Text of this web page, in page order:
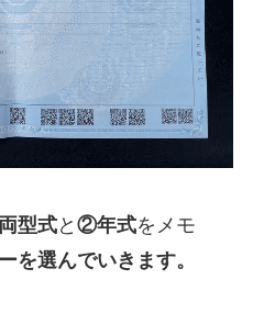
型式と ②年式をメモ
を選んでいきます。